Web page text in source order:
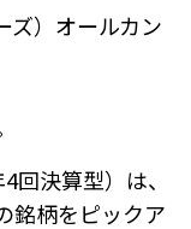
ズ）オールカン
決算型）は、
銘柄をピックア